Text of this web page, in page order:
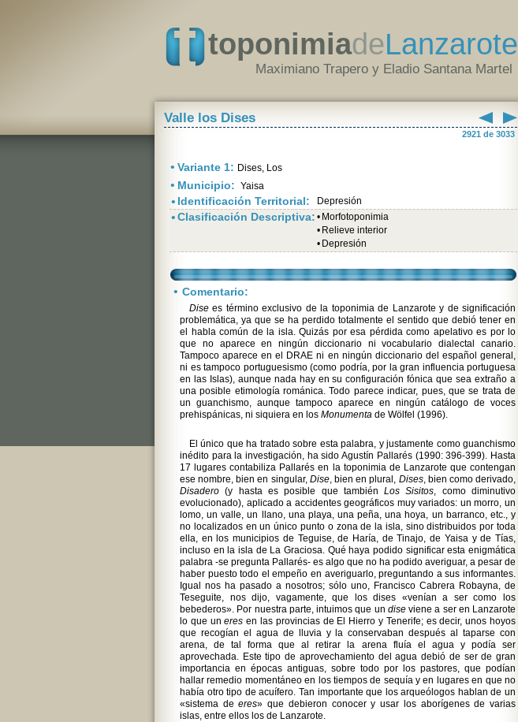
toponimiadeLanzarote
Maximiano Trapero y Eladio Santana Martel
Valle los Dises
2921 de 3033
• Variante 1: Dises, Los
• Municipio: Yaisa
• Identificación Territorial: Depresión
•Clasificación Descriptiva: • Morfotoponimia
• Relieve interior
• Depresión
• Comentario:
Dise es término exclusivo de la toponimia de Lanzarote y de significación
problemática, ya que se ha perdido totalmente el sentido que debió tener en
el habla común de la isla. Quizás por esa pérdida como apelativo es por lo
que no aparece en ningún diccionario ni vocabulario dialectal canario.
Tampoco aparece en el DRAE ni en ningún diccionario del español general,
ni es tampoco portuguesismo (como podría, por la gran influencia portuguesa
en las Islas), aunque nada hay en su configuración fónica que sea extraño a
una posible etimología románica. Todo parece indicar, pues, que se trata de
un guanchismo, aunque tampoco aparece en ningún catálogo de voces
prehispánicas, ni siquiera en los Monumenta de Wölfel (1996).
El único que ha tratado sobre esta palabra, y justamente como guanchismo
inédito para la investigación, ha sido Agustín Pallarés (1990: 396-399). Hasta
17 lugares contabiliza Pallarés en la toponimia de Lanzarote que contengan
ese nombre, bien en singular, Dise, bien en plural, Dises, bien como derivado,
Disadero (y hasta es posible que tambiénLos Sisitos, como diminutivo
evolucionado), aplicado a accidentes geográficos muy variados: un morro, un
lomo, un valle, un llano, una playa, una peña, una hoya, un barranco, etc., y
no localizados en un único punto o zona de la isla, sino distribuidos por toda
ella, en los municipios de Teguise, de Haría, de Tinajo, de Yaisa y de Tías,
incluso en la isla de La Graciosa. Qué haya podido significar esta enigmática
palabra -se pregunta Pallarés- es algo que no ha podido averiguar, a pesar de
haber puesto todo el empeño en averiguarlo, preguntando a sus informantes.
Igual nos ha pasado a nosotros; sólo uno, Francisco Cabrera Robayna, de
Teseguite, nos dijo, vagamente, que los dises «venían a ser como los
bebederos». Por nuestra parte, intuimos que un diseviene a ser en Lanzarote
lo que uneres en las provincias de El Hierro y Tenerife; es decir, unos hoyos
que recogían el agua de lluvia y la conservaban después al taparse con
arena, de tal forma que al retirar la arena fluía el agua y podía ser
aprovechada. Este tipo de aprovechamiento del agua debió de ser de gran
importancia en épocas antiguas, sobre todo por los pastores, que podían
hallar remedio momentáneo en los tiempos de sequía y en lugares en que no
había otro tipo de acuífero. Tan importante que los arqueólogos hablan de un
«sistema deeres» que debieron conocer y usar los aborígenes de varias
islas, entre ellos los de Lanzarote.